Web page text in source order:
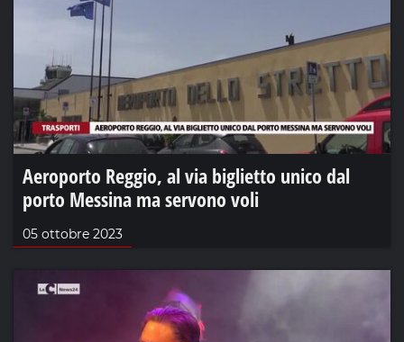
Aeroporto Reggio, al via biglietto unico dal
porto Messina ma servono voli
05 ottobre 2023